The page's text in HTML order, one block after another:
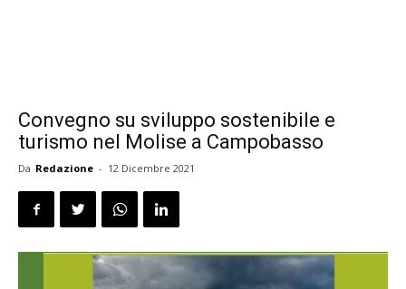
Convegno su sviluppo sostenibile e
turismo nel Molise a Campobasso
Da Redazione - 12 Dicembre 2021